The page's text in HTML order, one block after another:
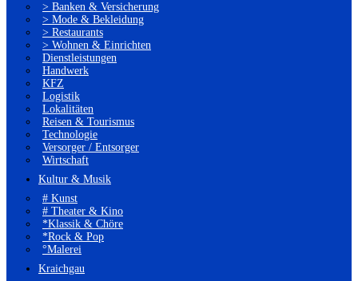
> Banken & Versicherung
> Mode & Bekleidung
> Restaurants
> Wohnen & Einrichten
Dienstleistungen
Handwerk
KFZ
Logistik
Lokalitäten
Reisen & Tourismus
Technologie
Versorger / Entsorger
Wirtschaft
Kultur & Musik
# Kunst
# Theater & Kino
*Klassik & Chöre
*Rock & Pop
°Malerei
Kraichgau